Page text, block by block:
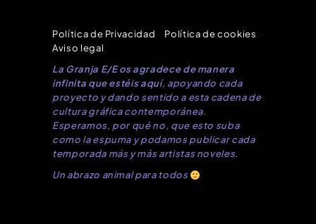
Política de Privacidad Política de cookies
Aviso legal
La Granja E/E os agradece de manera
infinita que estéis aquí, apoyando cada
proyecto y dando sentido a esta cadena de
cultura gráfica contemporánea.
Esperamos, por qué no, que esto suba
como la espuma y podamos publicar cada
temporada más y más artistas noveles.
Un abrazo animal para todos